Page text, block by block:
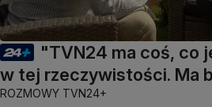
"TVN24 ma coś, co
w tej rzeczywistości. Ma
ROZMOWY TVN24+